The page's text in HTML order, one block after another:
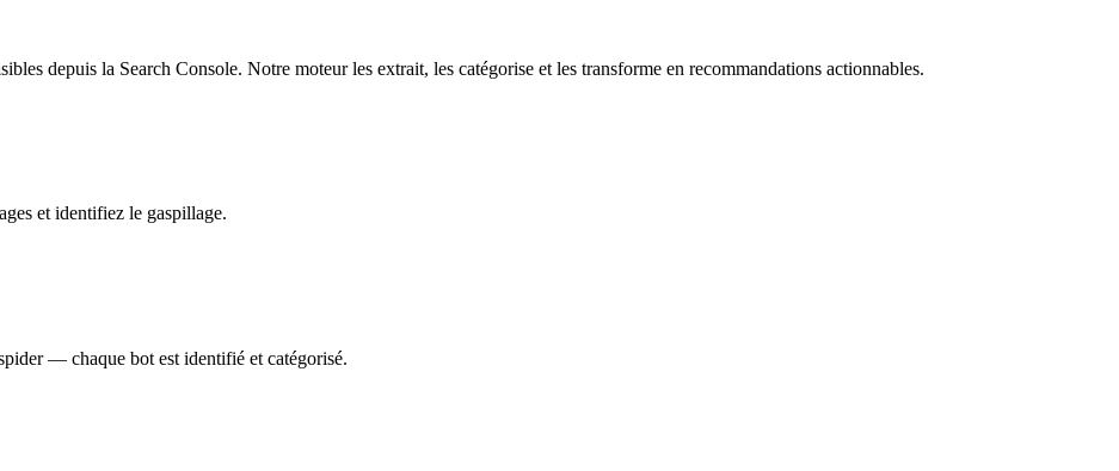
depuis la Search Console. Notre moteur les extrait, les catégorise et les transforme en recommandations actionnables.
et identifiez le gaspillage.
— chaque bot est identifié et catégorisé.